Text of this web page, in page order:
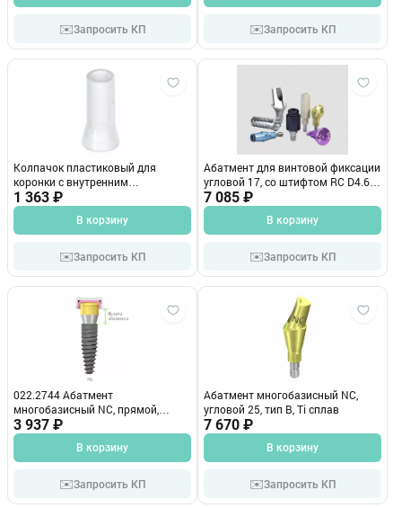
✉️Запросить КП ✉️Запросить КП
Колпачок пластиковый для
коронки с внутренним
восьмигранником straumann-octa
1 363 ₽
В корзину
✉️Запросить КП
Абатмент для винтовой фиксации
угловой 17, со штифтом RC D4.6
мм GH 4 мм (LJ034) 022.4752Р
7 085 ₽
В корзину
✉️Запросить КП
022.2744 Абатмент
многобазисный NC, прямой,
диаметр 4.5 мм, высота десны 4
мм.
3 937 ₽
В корзину
✉️Запросить КП
Абатмент многобазисный NC,
угловой 25, тип B, Ti сплав
7 670 ₽
В корзину
✉️Запросить КП